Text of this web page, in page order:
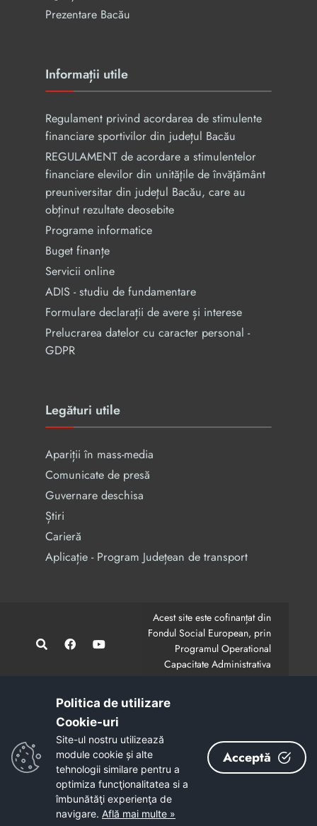
Prezentare Bacău
Informații utile
Regulament privind acordarea de stimulente
financiare sportivilor din județul Bacău
REGULAMENT de acordare a stimulentelor
financiare elevilor din unităţile de învăţământ
preuniversitar din judeţul Bacău, care au
obținut rezultate deosebite
Programe informatice
Buget finanțe
Servicii online
ADIS - studiu de fundamentare
Formulare declarații de avere și interese
Prelucrarea datelor cu caracter personal -
GDPR
Legături utile
Apariții în mass-media
Comunicate de presă
Guvernare deschisa
Știri
Carieră
Aplicație - Program Județean de transport
Acest site este cofinanțat din
Fondul Social European, prin
Programul Operational
Capacitate Administrativa
CodMySmis/Sipoca: 128880/652;
Conținutul acestui site web nu reprezintă în mod
obligatoriu poziția oficială a Uniunii Europene.
Întreaga responsabilitate asupra corectitudinii și
coerenței informațiilor prezentate revine inițiatorilor site-
Copyright © 2026 - Consiliul Județean Bacău
Politica de utilizare
Cookie-uri‎
Site-ul nostru utilizează
module cookie și alte
tehnologii similare pentru a
optimiza funcţionalitatea si a
îmbunătăţi experienţa de
navigare. Află mai multe »
Acceptă